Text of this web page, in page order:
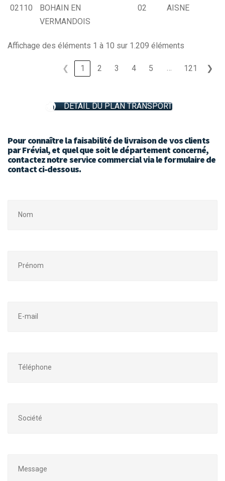
02110
BOHAIN EN
VERMANDOIS
02 AISNE
Affichage des éléments 1 à 10 sur 1.209 éléments
❮ 1 2 3 4 5 … 121 ❯
DÉTAIL DU PLAN TRANSPORT
Pour connaître la faisabilité de livraison de vos clients
par Frévial, et quel que soit le département concerné,
contactez notre service commercial via le formulaire de
contact ci-dessous.